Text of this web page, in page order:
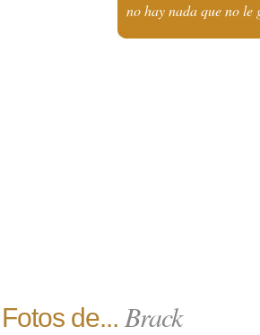
no hay nada que no le
Fotos de... Brack